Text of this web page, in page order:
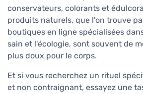
conservateurs, colorants et
produits naturels, que l'on trouve
boutiques en ligne spécialisées
sain et l'écologie, sont souvent de
plus doux pour le corps.
Et si vous recherchez un rituel
et non contraignant, essayez une